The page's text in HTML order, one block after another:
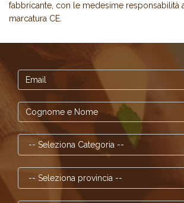
fabbricante, con le medesime responsabilità
marcatura CE.